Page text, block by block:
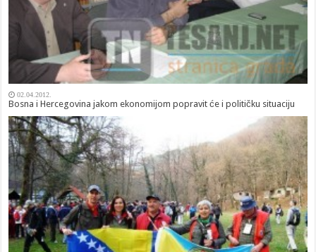
02.04.2012.
Bosna i Hercegovina jakom ekonomijom popravit će i političku situaciju